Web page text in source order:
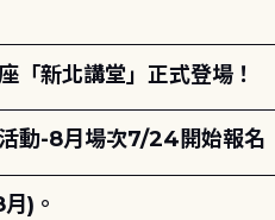
「新北講堂」正式登場！
活動-8月場次7/24開始報名
)。